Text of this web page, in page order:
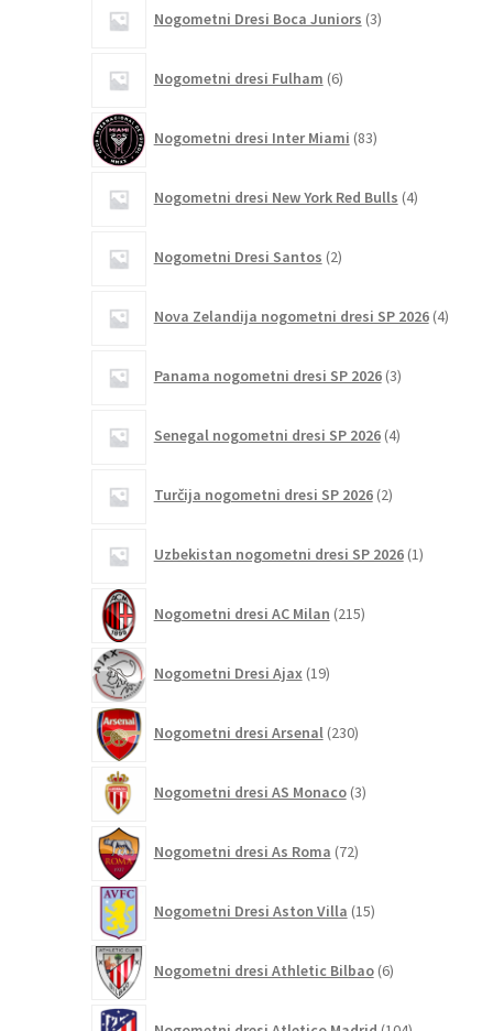
Nogometni Dresi Boca Juniors 3izdelki
Nogometni dresi Fulham 6izdelkov
Nogometni dresi Inter Miami 83izdelkov
Nogometni dresi New York Red Bulls 4izdelki
Nogometni Dresi Santos 2izdelka
Nova Zelandija nogometni dresi SP 2026 4izdelki
Panama nogometni dresi SP 2026 3izdelki
Senegal nogometni dresi SP 2026 4izdelki
Turčija nogometni dresi SP 2026 2izdelka
Uzbekistan nogometni dresi SP 2026 1izdelek
Nogometni dresi AC Milan 215izdelkov
Nogometni Dresi Ajax 19izdelkov
Nogometni dresi Arsenal 230izdelkov
Nogometni dresi AS Monaco 3izdelki
Nogometni dresi As Roma 72izdelkov
Nogometni Dresi Aston Villa 15izdelkov
Nogometni dresi Athletic Bilbao 6izdelkov